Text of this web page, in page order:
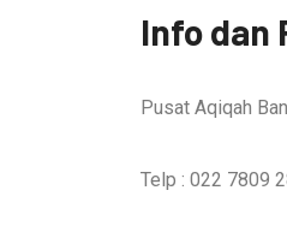
Info dan
Pusat Aqiqah
Telp : 022 7809